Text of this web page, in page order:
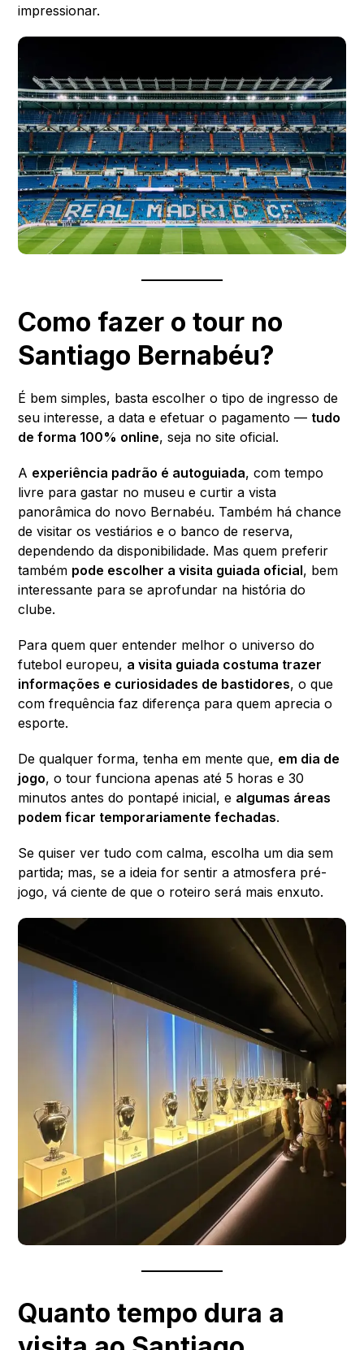
impressionar.
Como fazer o tour no
Santiago Bernabéu?
É bem simples, basta escolher o tipo de ingresso de
seu interesse, a data e efetuar o pagamento — tudo
de forma 100% online, seja no site oficial.
A experiência padrão é autoguiada, com tempo
livre para gastar no museu e curtir a vista
panorâmica do novo Bernabéu. Também há chance
de visitar os vestiários e o banco de reserva,
dependendo da disponibilidade. Mas quem preferir
também pode escolher a visita guiada oficial, bem
interessante para se aprofundar na história do
clube.
Para quem quer entender melhor o universo do
futebol europeu, a visita guiada costuma trazer
informações e curiosidades de bastidores, o que
com frequência faz diferença para quem aprecia o
esporte.
De qualquer forma, tenha em mente que, em dia de
jogo, o tour funciona apenas até 5 horas e 30
minutos antes do pontapé inicial, e algumas áreas
podem ficar temporariamente fechadas.
Se quiser ver tudo com calma, escolha um dia sem
partida; mas, se a ideia for sentir a atmosfera pré-
jogo, vá ciente de que o roteiro será mais enxuto.
Quanto tempo dura a